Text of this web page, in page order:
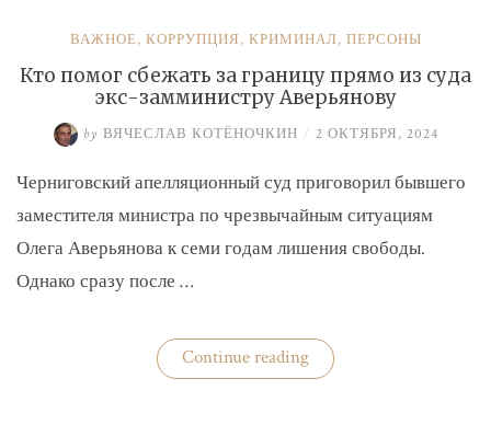
ВАЖНОЕ, КОРРУПЦИЯ, КРИМИНАЛ, ПЕРСОНЫ
Кто помог сбежать за границу прямо из суда
экс-замминистру Аверьянову
by ВЯЧЕСЛАВ КОТЁНОЧКИН / 2 ОКТЯБРЯ, 2024
Черниговский апелляционный суд приговорил бывшего
заместителя министра по чрезвычайным ситуациям
Олега Аверьянова к семи годам лишения свободы.
Однако сразу после …
Continue reading«Кто
помог